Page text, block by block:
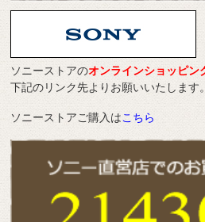
ソニーストアのオンラインショッピン
下記のリンク先よりお願いいたします
ソニーストアご購入はこちら